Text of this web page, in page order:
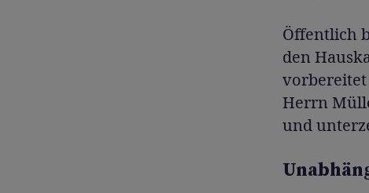
Öffentlich
den
Herrn
und